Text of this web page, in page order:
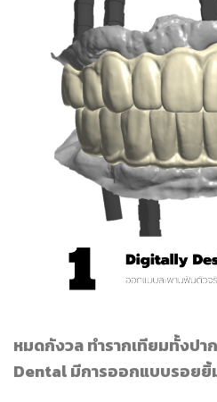
หมดกังวล ทำรากเทียมทั้งปา
Dental มีการออกแบบรอยยิ้